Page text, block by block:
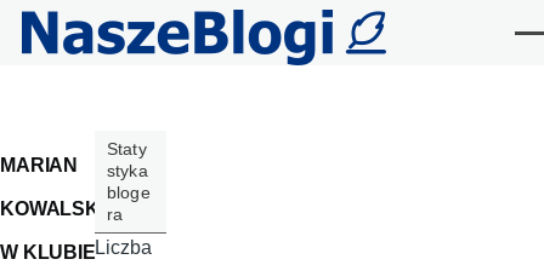
Przejdź do treści
MARIAN
KOWALSKI
W KLUBIE
Staty
styka
bloge
ra
Liczba